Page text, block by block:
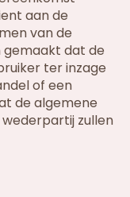
aan de
van de
dat de
ter inzage
of een
de algemene
zullen